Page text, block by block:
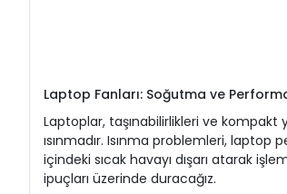
Laptop Fanları: Soğutma ve
Laptoplar, taşınabilirlikleri ve kompakt
ısınmadır. Isınma problemleri,
içindeki sıcak havayı dışarı atarak
ipuçları üzerinde duracağız.